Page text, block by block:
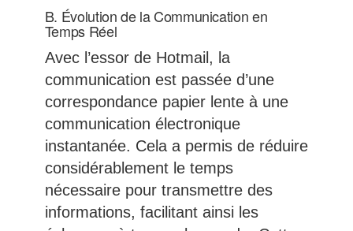
B. Évolution de la Communication en
Temps Réel
Avec l’essor de Hotmail, la
communication est passée d’une
correspondance papier lente à une
communication électronique
instantanée. Cela a permis de réduire
considérablement le temps
nécessaire pour transmettre des
informations, facilitant ainsi les